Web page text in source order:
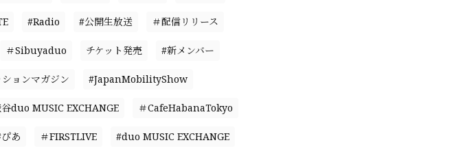
#Radio #公開生放送 ＃配信リリース
＃Sibuyaduo チケット発売 #新メンバー
ョンマガジン #JapanMobilityShow
谷duo MUSIC EXCHANGE ＃CafeHabanaTokyo
あ ＃FIRSTLIVE #duo MUSIC EXCHANGE